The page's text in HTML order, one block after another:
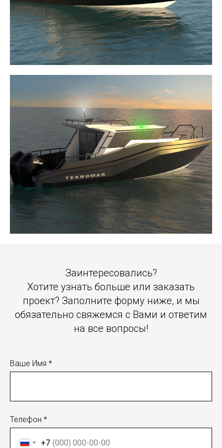
Заинтересовались?
Хотите узнать больше или заказать
проект? Заполните форму ниже, и мы
обязательно свяжемся с Вами и ответим
на все вопросы!
Ваше Имя *
Телефон *
+7